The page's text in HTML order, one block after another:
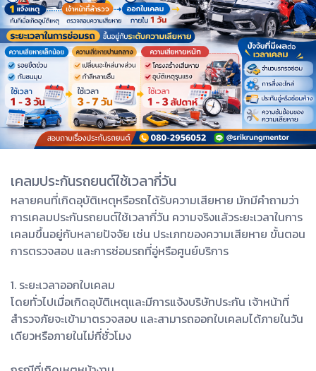
เคลมประกันรถยนต์ใช้เวลากี่วัน
หลายคนที่เกิดอุบัติเหตุหรือรถได้รับความเสียหาย มักมีคำถามว่า
การเคลมประกันรถยนต์ใช้เวลากี่วัน ความจริงแล้วระยะเวลาในการ
เคลมขึ้นอยู่กับหลายปัจจัย เช่น ประเภทของความเสียหาย ขั้นตอน
การตรวจสอบ และการซ่อมรถที่อู่หรือศูนย์บริการ
1. ระยะเวลาออกใบเคลม
โดยทั่วไปเมื่อเกิดอุบัติเหตุและมีการแจ้งบริษัทประกัน เจ้าหน้าที่
สำรวจภัยจะเข้ามาตรวจสอบ และสามารถออกใบเคลมได้ภายในวัน
เดียวหรือภายในไม่กี่ชั่วโมง